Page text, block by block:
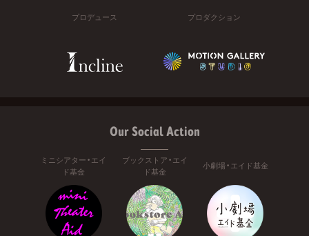
プロデュース プロダクション
Our Social Action
ミニシアター・エイ
ド基金
ブックストア・エイ
ド基金
小劇場・エイド基金